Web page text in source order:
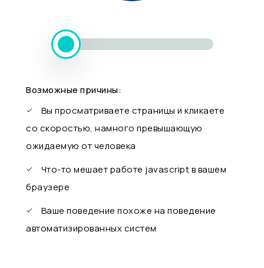
Возможные причины:
Вы просматриваете страницы и кликаете
со скоростью, намного превышающую
ожидаемую от человека
Что-то мешает работе javascript в вашем
браузере
Ваше поведение похоже на поведение
автоматизированных систем